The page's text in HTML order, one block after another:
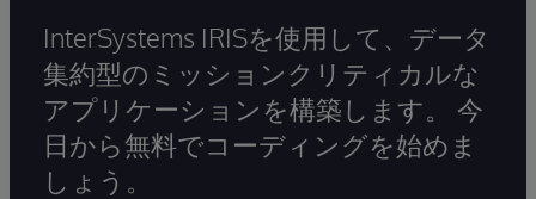
InterSystems IRISを使用して、データ
集約型のミッションクリティカルな
アプリケーションを構築します。 今
日から無料でコーディングを始めま
しょう。